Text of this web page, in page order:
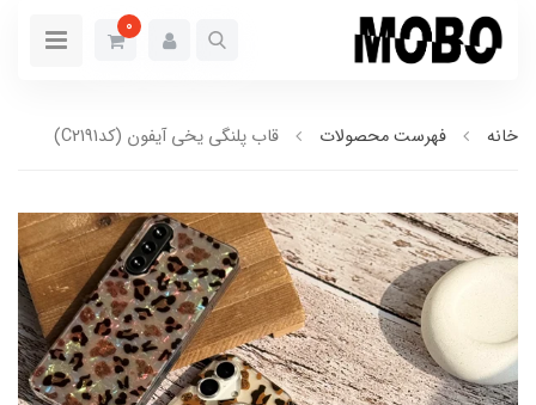
0
خانه فهرست محصولات قاب پلنگی یخی آیفون (کدC2191)